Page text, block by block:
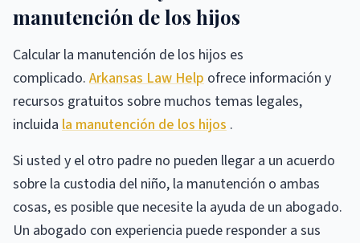
manutención de los hijos
Calcular la manutención de los hijos es
complicado. Arkansas Law Help ofrece información y
recursos gratuitos sobre muchos temas legales,
incluida la manutención de los hijos .
Si usted y el otro padre no pueden llegar a un acuerdo
sobre la custodia del niño, la manutención o ambas
cosas, es posible que necesite la ayuda de un abogado.
Un abogado con experiencia puede responder a sus